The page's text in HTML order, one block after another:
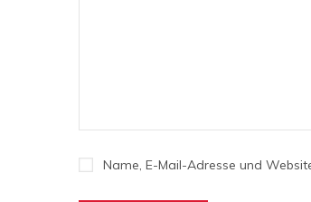
Name, E-Mail-Adresse und